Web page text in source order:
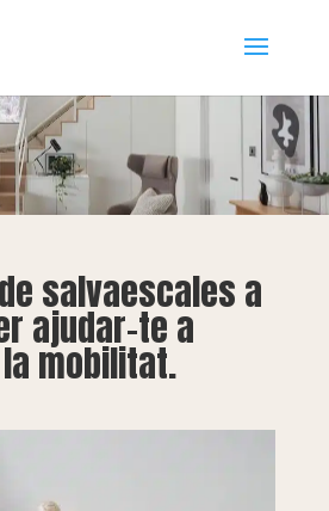
salvaescales a
ajudar-te a
mobilitat.